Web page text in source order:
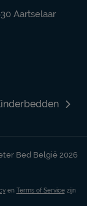
Aartselaar
Bed België 2026
en Terms of Servicezijn